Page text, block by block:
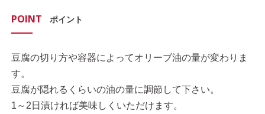
POINT ポイント
豆腐の切り方や容器によってオリーブ油の量が変わりま
す。
豆腐が隠れるくらいの油の量に調節して下さい。
1～2日漬ければ美味しくいただけます。